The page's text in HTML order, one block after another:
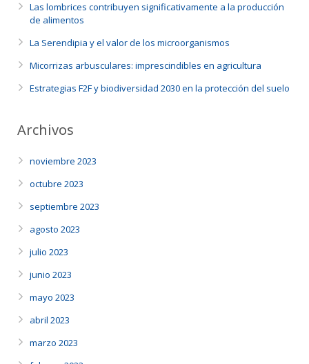
Las lombrices contribuyen significativamente a la producción
de alimentos
La Serendipia y el valor de los microorganismos
Micorrizas arbusculares: imprescindibles en agricultura
Estrategias F2F y biodiversidad 2030 en la protección del suelo
Archivos
noviembre 2023
octubre 2023
septiembre 2023
agosto 2023
julio 2023
junio 2023
mayo 2023
abril 2023
marzo 2023